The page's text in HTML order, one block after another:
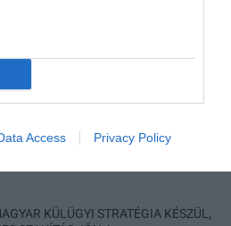
Access Privacy Policy
ANDRÁST JELÖLI KÖZTÁRSASÁGI
A TISZA
augusztus 08|Mindenki ügye
KÜLÜGYI STRATÉGIA KÉSZÜL,